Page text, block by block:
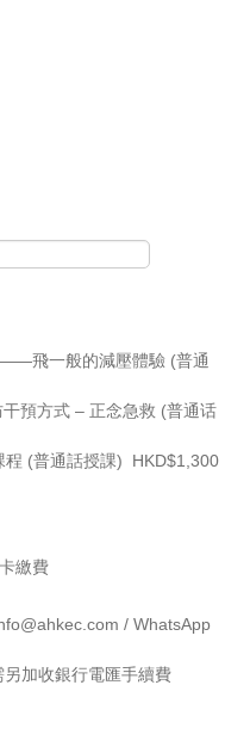
飛一般的減壓體驗 (普通
預方式 – 正念急救 (普通话
程 (普通話授課) HKD$1,300
繳費
/ WhatsApp
加收銀行電匯手續費